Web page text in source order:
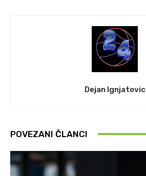
Dejan Ignjatovic
POVEZANI ČLANCI